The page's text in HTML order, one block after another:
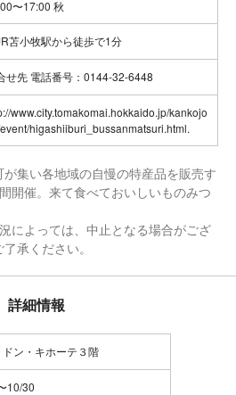
〜17:00 秋
苫小牧駅から徒歩で1分
せ先 電話番号：0144-32-6448
www.city.tomakomai.hokkaido.jp/kankojo
higashiiburi_bussanmatsuri.html.
集い各地域の自慢の特産品を販売す
開催。来て食べておいしいものみつ
によっては、中止となる場合がござ
承ください。
詳細情報
ドン・キホーテ３階
10/30